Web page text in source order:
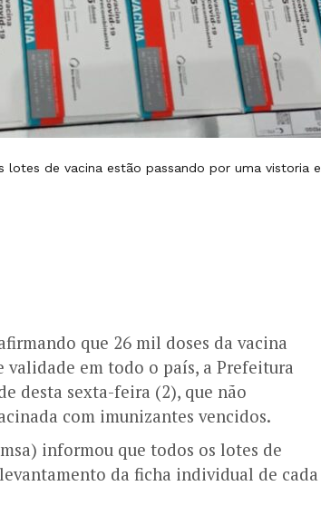
de vacina estão passando por uma vistoria e
que 26 mil doses da vacina
em todo o país, a Prefeitura
desta sexta-feira (2), que não
com imunizantes vencidos.
informou que todos os lotes de
da ficha individual de cada